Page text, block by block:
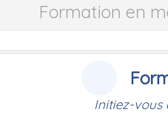
Formation en
Initiez-vous